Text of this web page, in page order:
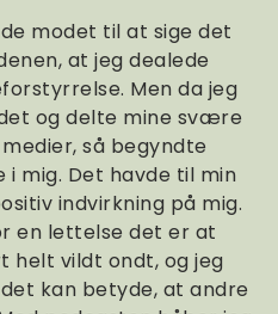
modet til at sige det
at jeg dealede
Men da jeg
og delte mine svære
så begyndte
mig. Det havde til min
indvirkning på mig.
en lettelse det er at
helt vildt ondt, og jeg
kan betyde, at andre